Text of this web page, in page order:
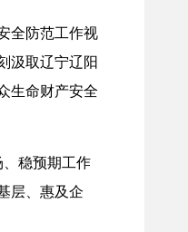
全防范工作视
汲取辽宁辽阳
生命财产安全
稳预期工作
层、惠及企